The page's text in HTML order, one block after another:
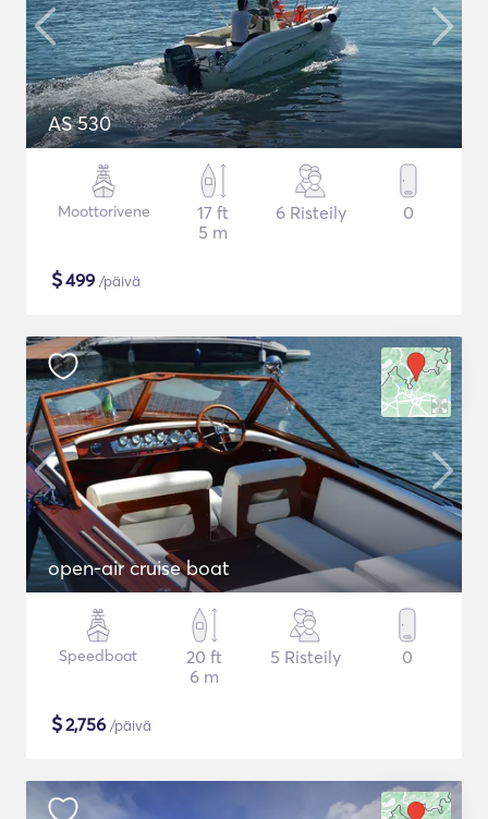
AS 530
Moottorivene
17 ft
5 m
6 Risteily 0
$499 /päivä
open-air cruise boat
Speedboat
20 ft
6 m
5 Risteily 0
$2,756 /päivä